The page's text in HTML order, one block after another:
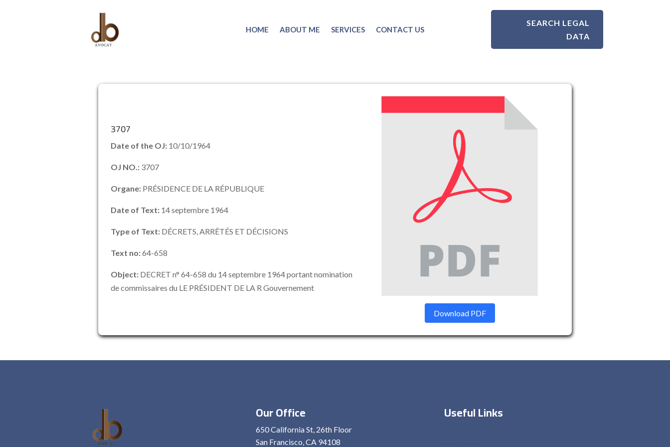
HOME ABOUT ME SERVICES CONTACT US
SEARCH LEGAL
DATA
3707
Date of the OJ: 10/10/1964
OJ NO.: 3707
Organe: PRÉSIDENCE DE LA RÉPUBLIQUE
Date of Text: 14 septembre 1964
Type of Text: DÉCRETS, ARRÊTÉS ET DÉCISIONS
Text no:64-658
Object: DECRET n° 64-658 du 14 septembre 1964 portant nomination
de commissaires du LE PRÉSIDENT DE LA R Gouvernement
Download PDF
Our Office
650 California St, 26th Floor
San Francisco, CA 94108
Useful Links